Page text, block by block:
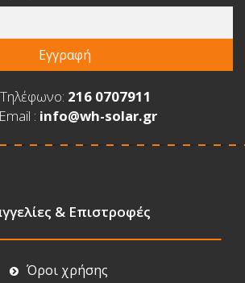
Τηλέφωνο: 216 0707911
Email : info@wh-solar.gr
& Επιστροφές
Όροι χρήσης